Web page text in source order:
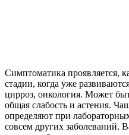
Симптоматика проявляется,
стадии, когда уже
цирроз, онкология. Может
общая слабость и астения.
определяют при
совсем других заболеваний.